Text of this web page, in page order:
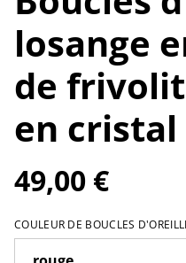
losange
de
en cristal
49,00 €
COULEUR DE BOUCLES